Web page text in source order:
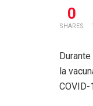
0
SHARES
la
COVID-